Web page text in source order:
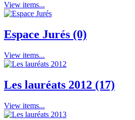
View items...
Espace Jurés (0)
View items...
Les lauréats 2012 (17)
View items...